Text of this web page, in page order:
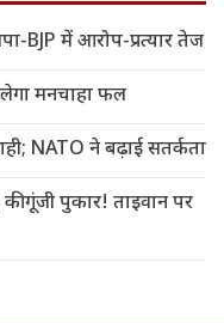
BJP में आरोप-प्रत्यार तेज
मनचाहा फल
NATO ने बढ़ाई सतर्कता
गूंजी पुकार! ताइवान पर